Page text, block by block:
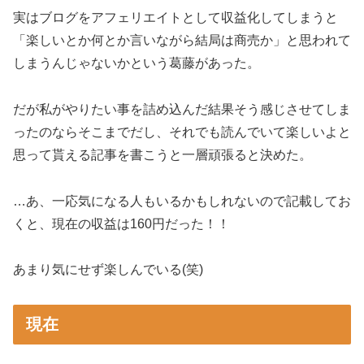
実はブログをアフェリエイトとして収益化してしまうと
「楽しいとか何とか言いながら結局は商売か」と思われて
しまうんじゃないかという葛藤があった。
だが私がやりたい事を詰め込んだ結果そう感じさせてしま
ったのならそこまでだし、それでも読んでいて楽しいよと
思って貰える記事を書こうと一層頑張ると決めた。
…あ、一応気になる人もいるかもしれないので記載してお
くと、現在の収益は160円だった！！
あまり気にせず楽しんでいる(笑)
現在